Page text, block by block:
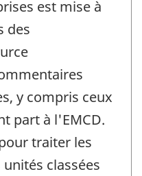
est mise à
des
y compris ceux
part à l'EMCD.
traiter les
classées